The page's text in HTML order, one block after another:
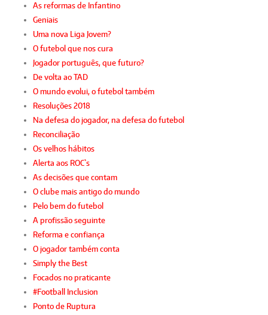
As reformas de Infantino
Geniais
Uma nova Liga Jovem?
O futebol que nos cura
Jogador português, que futuro?
De volta ao TAD
O mundo evolui, o futebol também
Resoluções 2018
Na defesa do jogador, na defesa do futebol
Reconciliação
Os velhos hábitos
Alerta aos ROC`s
As decisões que contam
O clube mais antigo do mundo
Pelo bem do futebol
A profissão seguinte
Reforma e confiança
O jogador também conta
Simply the Best
Focados no praticante
#Football Inclusion
Ponto de Ruptura